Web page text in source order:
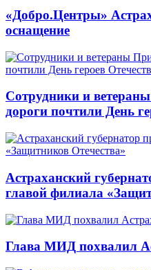
«Добро.Центры»
оснащение
Сотрудники и
дороги почтили День
Астраханский
главой филиала
Глава МИД похвалил